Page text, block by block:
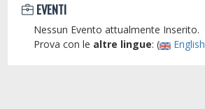
EVENTI
Nessun Evento attualmente Inserito.
Prova con le altre lingue: ( English